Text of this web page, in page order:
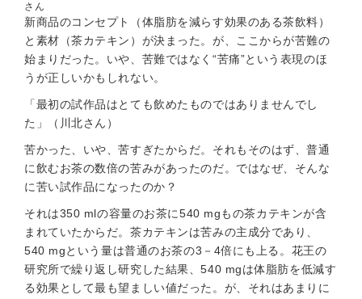
さん
新商品のコンセプト（体脂肪を減らす効果のある茶飲料）
と素材（茶カテキン）が決まった。が、ここからが苦難の
始まりだった。いや、苦難ではなく“苦痛”という表現のほ
うが正しいかもしれない。
「最初の試作品はとても飲めたものではありませんでし
た」（川北さん）
苦かった、いや、苦すぎたからだ。それもそのはず、普通
に飲むお茶の数倍の苦みがあったのだ。ではなぜ、そんな
に苦い試作品になったのか？
それは350 mlの容量のお茶に540 mgもの茶カテキンが含
まれていたからだ。茶カテキンは苦みの主成分であり、
540 mgという量は普通のお茶の3－4倍にも上る。花王の
研究所で繰り返し研究した結果、540 mgは体脂肪を低減す
る効果として最も望ましい値だった。が、それはあまりに